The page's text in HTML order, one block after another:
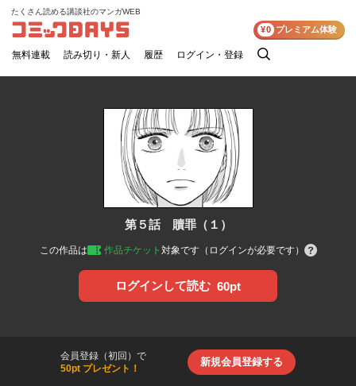
コミックDAYS
たくさん読める講談社のマンガWEB
無料連載 読み切り・新人 履歴 ログイン・登録
検
¥0 プレミアム体験
第５話 贖罪（１）
この作品は 作品チケット 対象です（ログインが必要です）
ログインして読む 60pt
会員登録（初回）で
50pt プレゼント！
新規会員登録する